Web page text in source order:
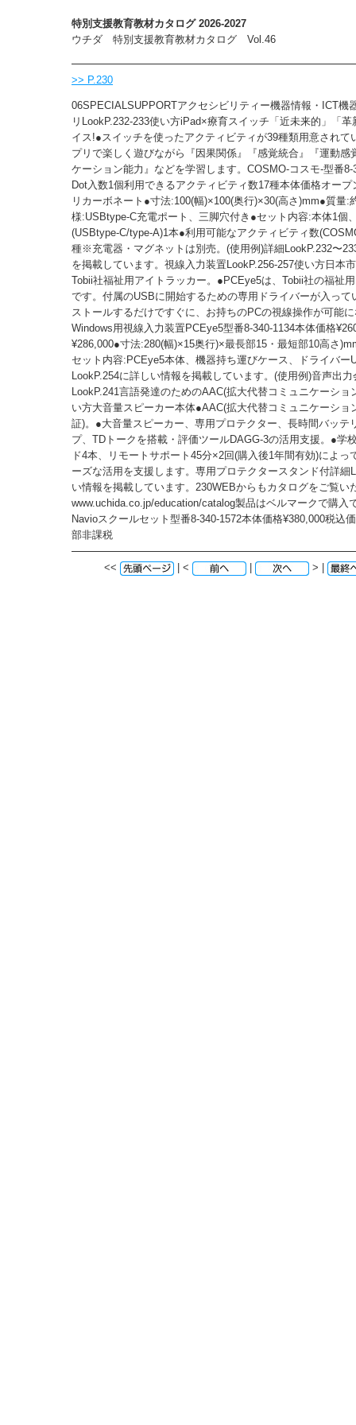
特別支援教育教材カタログ 2026-2027
ウチダ 特別支援教育教材カタログ Vol.46
>> P.230
06SPECIALSUPPORTアクセシビリティー機器情報・ICT機
リLookP.232-233使い方iPad×療育スイッチ「近未来的」「
イス!●スイッチを使ったアクティビティが39種類用意されて
プリで楽しく遊びながら『因果関係』『感覚統合』『運動感
ケーション能力』などを学習します。COSMO-コスモ-型番8-
Dot入数1個利用できるアクティビティ数17種本体価格オー
リカーボネート●寸法:100(幅)×100(奥行)×30(高さ)mm●質量:
様:USBtype-C充電ポート、三脚穴付き●セット内容:本体1個
(USBtype-C/type-A)1本●利用可能なアクティビティ数
種※充電器・マグネットは別売。(使用例)詳細LookP.232〜
を掲載しています。視線入力装置LookP.256-257使い方日本
Tobii社福祉用アイトラッカー。●PCEye5は、Tobii社の福祉
です。付属のUSBに開始するための専用ドライバーが入って
ストールするだけですぐに、お持ちのPCの視線操作が可能
Windows用視線入力装置PCEye5型番8-340-1134本体価格
¥286,000●寸法:280(幅)×15奥行)×最長部15・最短部10高さ
セット内容:PCEye5本体、機器持ち運びケース、ドライバー
LookP.254に詳しい情報を掲載しています。(使用例)音声出
LookP.241言語発達のためのAAC(拡大代替コミュニケーショ
い方大音量スピーカー本体●AAC(拡大代替コミュニケーショ
証)。●大音量スピーカー、専用プロテクター、長時間バッテ
プ、TDトークを搭載・評価ツールDAGG-3の活用支援。●学
ド4本、リモートサポート45分×2回(購入後1年間有効)によっ
ーズな活用を支援します。専用プロテクタースタンド付詳細
い情報を掲載しています。230WEBからもカタログをご覧い
www.uchida.co.jp/education/catalog製品はベルマークで購入
Navioスクールセット型番8-340-1572本体価格¥380,000税込
部非課税
<< | < | > |